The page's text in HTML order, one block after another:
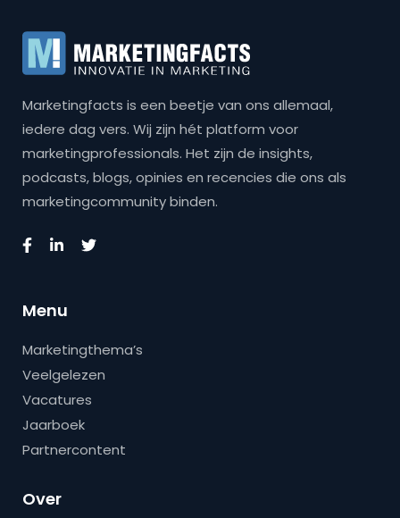
Marketingfacts is een beetje van ons allemaal,
iedere dag vers. Wij zijn hét platform voor
marketingprofessionals. Het zijn de insights,
podcasts, blogs, opinies en recencies die ons als
marketingcommunity binden.
Menu
Marketingthema’s
Veelgelezen
Vacatures
Jaarboek
Partnercontent
Over